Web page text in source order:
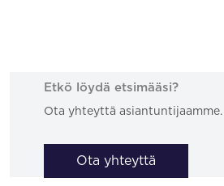
Etkö löydä etsimääsi?
Ota yhteyttä asiantuntijaamme.
Ota yhteyttä